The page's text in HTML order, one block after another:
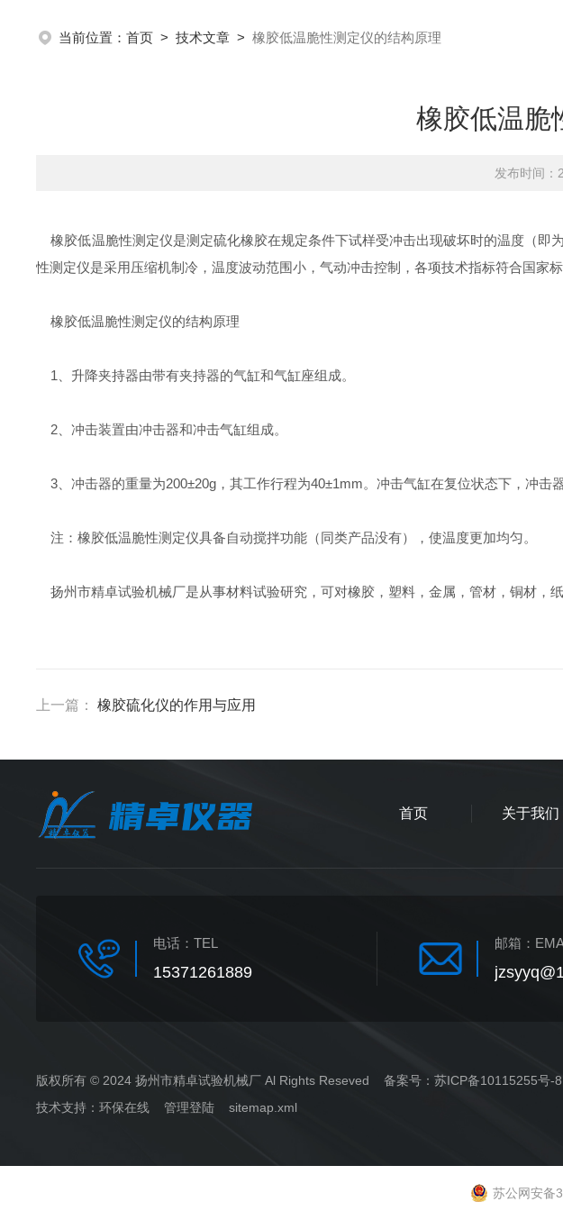
当前位置：首页 >技术文章 >橡胶低温脆性测定仪的结构原理
橡胶低温脆
发布时间
橡胶低温脆性测定仪是测定硫化橡胶在规定条件下试样受冲击出现破坏时的温度（即
性测定仪是采用压缩机制冷，温度波动范围小，气动冲击控制，各项技术指标符合国家
橡胶低温脆性测定仪的结构原理
1、升降夹持器由带有夹持器的气缸和气缸座组成。
2、冲击装置由冲击器和冲击气缸组成。
3、冲击器的重量为200±20g，其工作行程为40±1mm。冲击气缸在复位状态下，冲击
注：橡胶低温脆性测定仪具备自动搅拌功能（同类产品没有），使温度更加均匀。
扬州市精卓试验机械厂是从事材料试验研究，可对橡胶，塑料，金属，管材，铜材，
上一篇：橡胶硫化仪的作用与应用
首页 关于我们
电话：TEL
15371261889
邮箱：
版权所有 © 2024 扬州市精卓试验机械厂 Al Rights Reseved 备案号：苏ICP备10115255号-8
技术支持：环保在线 管理登陆 sitemap.xml
苏公网安备